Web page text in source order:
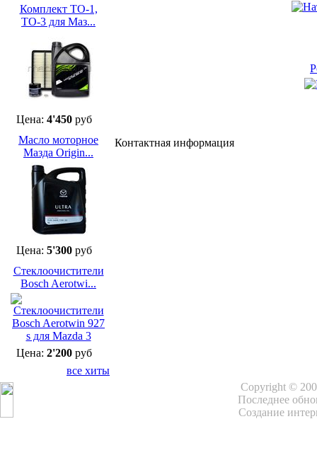
Комплект ТО-1,
ТО-3 для Маз...
Цена: 4'450руб
Масло моторное
Мазда Origin...
Цена: 5'300руб
Cтеклоочистители
Bosch Aerotwi...
Цена: 2'200руб
все хиты
Контактная информация
Copyright ©
Последнее
Создание